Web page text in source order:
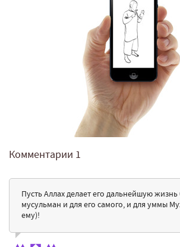
Комментарии 1
Пусть Аллах делает его дальнейшую
мусульман и для его самого, и для уммы
ему)!